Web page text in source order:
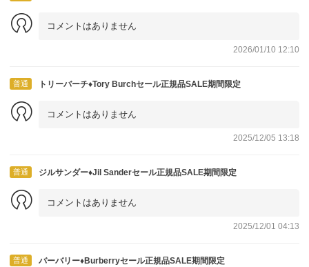
コメントはありません
2026/01/10 12:10
普通 トリーバーチ♦Tory Burchセール正規品SALE期間限定
コメントはありません
2025/12/05 13:18
普通 ジルサンダー♦Jil Sanderセール正規品SALE期間限定
コメントはありません
2025/12/01 04:13
普通 バーバリー♦Burberryセール正規品SALE期間限定